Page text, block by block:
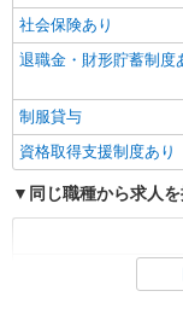
社会保険あり
退職金・財形貯蓄制度
制服貸与
資格取得支援制度あり
同じ職種から求人